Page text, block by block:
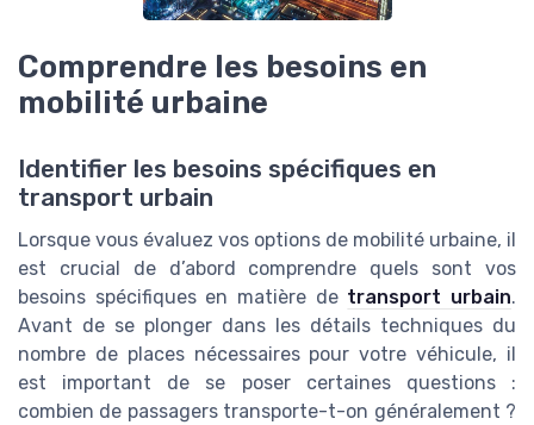
Comprendre les besoins en
mobilité urbaine
Identifier les besoins spécifiques en
transport urbain
Lorsque vous évaluez vos options de mobilité urbaine, il
est crucial de d’abord comprendre quels sont vos
besoins spécifiques en matière de transport urbain.
Avant de se plonger dans les détails techniques du
nombre de places nécessaires pour votre véhicule, il
est important de se poser certaines questions :
combien de passagers transporte-t-on généralement ?